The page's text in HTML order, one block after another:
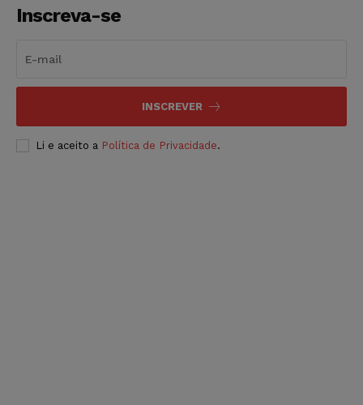
Inscreva-se
INSCREVER
Li e aceito a Política de Privacidade.